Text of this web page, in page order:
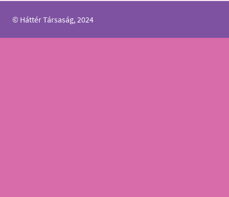
© Háttér Társaság, 2024